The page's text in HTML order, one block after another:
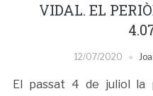
VIDAL. EL
12/07/2020
El passat 4 de juliol la